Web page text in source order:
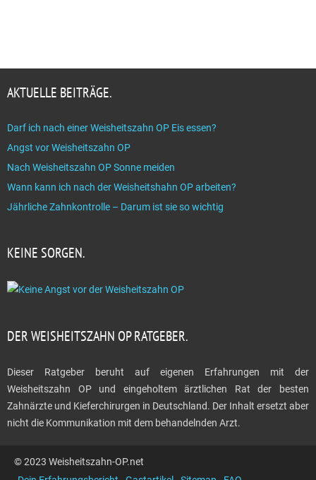
AKTUELLE BEITRÄGE.
Darf ich nach einer Weisheitszahn OP Eis essen?
Angst vor Weisheitszahn OP
Nach Weisheitszahn OP Sonne meiden
Wann kann ich nach der Weisheitshahn OP arbeiten?
Jährliche Zahnkontrolle – Darum ist sie so wichtig
KEINE SORGEN.
DER WEISHEITSZAHN OP RATGEBER.
Dieser Ratgeber beruht auf eigenen Erfahrungen mit der
Weisheitszahn OP und eingeholtem ärztlichen Rat der besten
Zahnärzte und Kieferchirurgen in Deutschland. Der Inhalt ersetzt aber
nicht die Kommunikation mit dem behandelnden Arzt.
© 2023 Weisheitszahn-OP.net